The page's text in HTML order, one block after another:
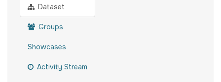
Dataset
Groups
Showcases
Activity Stream